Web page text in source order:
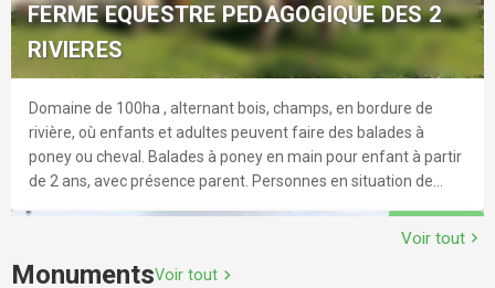
FERME EQUESTRE PEDAGOGIQUE DES 2
RIVIERES
Domaine de 100ha , alternant bois, champs, en bordure de
rivière, où enfants et adultes peuvent faire des balades à
poney ou cheval. Balades à poney en main pour enfant à partir
de 2 ans, avec présence parent. Personnes en situation de
périscolaires.
explore
Voir tout chevron_right
MonumentsVoir tout chevron_right